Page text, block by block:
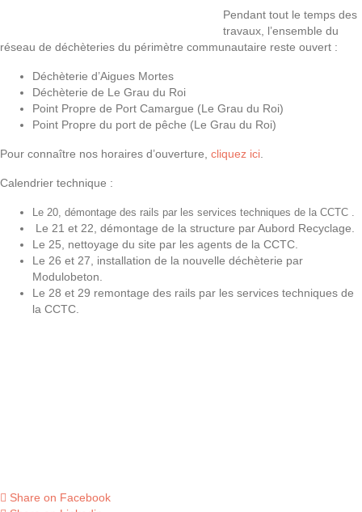
Pendant tout le temps des
travaux, l’ensemble du
réseau de déchèteries du périmètre communautaire reste ouvert :
Déchèterie d’Aigues Mortes
Déchèterie de Le Grau du Roi
Point Propre de Port Camargue (Le Grau du Roi)
Point Propre du port de pêche (Le Grau du Roi)
Pour connaître nos horaires d’ouverture, cliquez ici
Calendrier technique :
Le 20, démontage des rails par les services techniques de la CCTC .
Le 21 et 22, démontage de la structure par Aubord Recyclage.
Le 25, nettoyage du site par les agents de la CCTC.
Le 26 et 27, installation de la nouvelle déchèterie par
Modulobeton.
Le 28 et 29 remontage des rails par les services techniques de
la CCTC.
Share on Facebook